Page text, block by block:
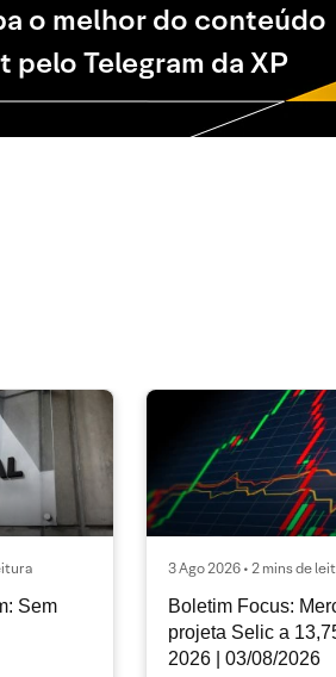
o melhor do conteúdo
pelo Telegram da XP
Sem
3 Ago 2026 • 2 mins de
Boletim Focus:
projeta Selic a
2026 | 03/08/2026